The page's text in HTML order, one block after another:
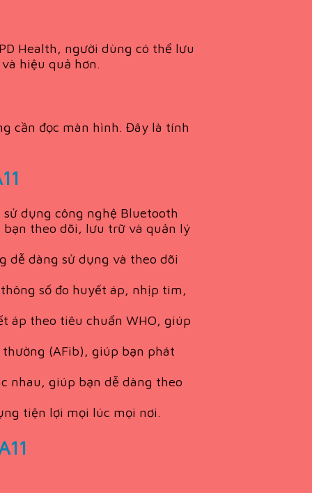
Health, người dùng có thể lưu
hiệu quả hơn.
cần đọc màn hình. Đây là tính
dụng công nghệ Bluetooth
theo dõi, lưu trữ và quản lý
dễ dàng sử dụng và theo dõi
số đo huyết áp, nhịp tim,
áp theo tiêu chuẩn WHO, giúp
(AFib), giúp bạn phát
nhau, giúp bạn dễ dàng theo
tiện lợi mọi lúc mọi nơi.